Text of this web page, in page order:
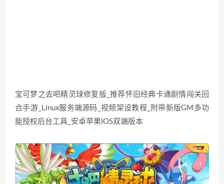
宝可梦之去吧精灵球修复版_推荐怀旧经典卡通剧情闯关回
合手游_Linux服务端源码_视频架设教程_附带新版GM多功
能授权后台工具_安卓苹果IOS双端版本